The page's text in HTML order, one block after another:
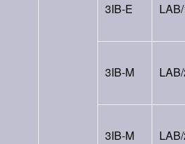
3IB-E
3IB-M
3IB-M